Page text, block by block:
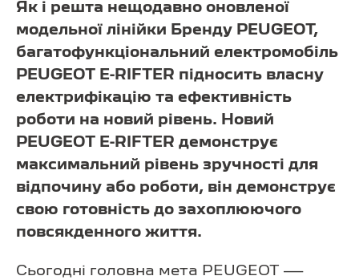
Як і решта нещодавно оновленої
модельної лінійки Бренду PEUGEOT,
багатофункціональний електромобіль
PEUGEOT E-RIFTER підносить власну
електрифікацію та ефективність
роботи на новий рівень. Новий
PEUGEOT E-RIFTER демонструє
максимальний рівень зручності для
відпочину або роботи, він демонструє
свою готовність до захоплюючого
повсякденного життя.
Сьогодні головна мета PEUGEOT —